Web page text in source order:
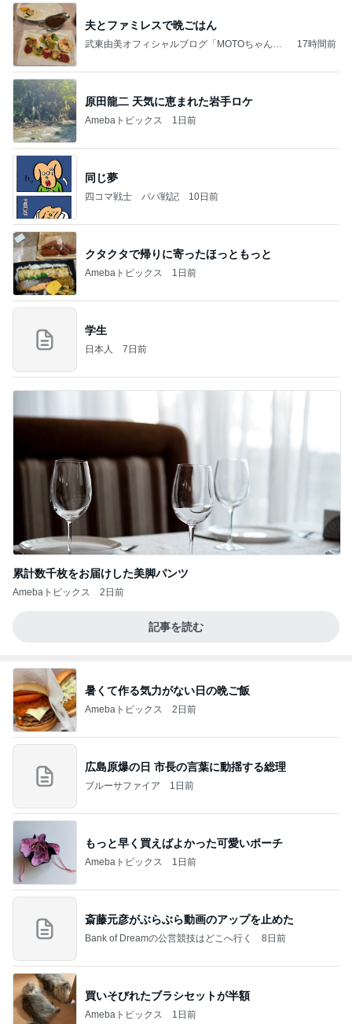
夫とファミレスで晩ごはん
武東由美オフィシャルブログ「MOTOちゃんと
17時間前
原田龍二 天気に恵まれた岩手ロケ
Amebaトピックス 1日前
同じ夢
四コマ戦士 パパ戦記 10日前
クタクタで帰りに寄ったほっともっと
Amebaトピックス 1日前
学生
日本人 7日前
累計数千枚をお届けした美脚パンツ
Amebaトピックス 2日前
記事を読む
暑くて作る気力がない日の晩ご飯
Amebaトピックス 2日前
広島原爆の日 市長の言葉に動揺する総理
ブルーサファイア 1日前
もっと早く買えばよかった可愛いポーチ
Amebaトピックス 1日前
斎藤元彦がぶらぶら動画のアップを止めた
Bank of Dreamの公営競技はどこへ行く 8日前
買いそびれたブラシセットが半額
Amebaトピックス 1日前